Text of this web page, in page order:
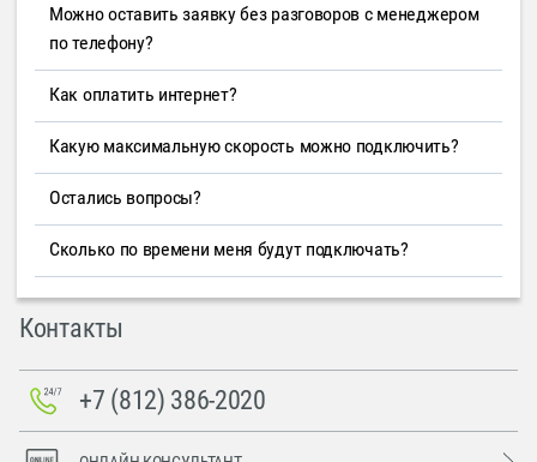
Можно оставить заявку без разговоров с менеджером
по телефону?
Как оплатить интернет?
Какую максимальную скорость можно подключить?
Остались вопросы?
Сколько по времени меня будут подключать?
Контакты
+7 (812) 386-2020